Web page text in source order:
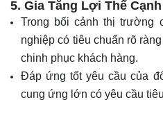
5. Gia Tăng Lợi Thế
Trong bối cảnh thị trường
nghiệp có tiêu chuẩn rõ
chinh phục khách hàng.
Đáp ứng tốt yêu cầu của
cung ứng lớn có yêu cầu